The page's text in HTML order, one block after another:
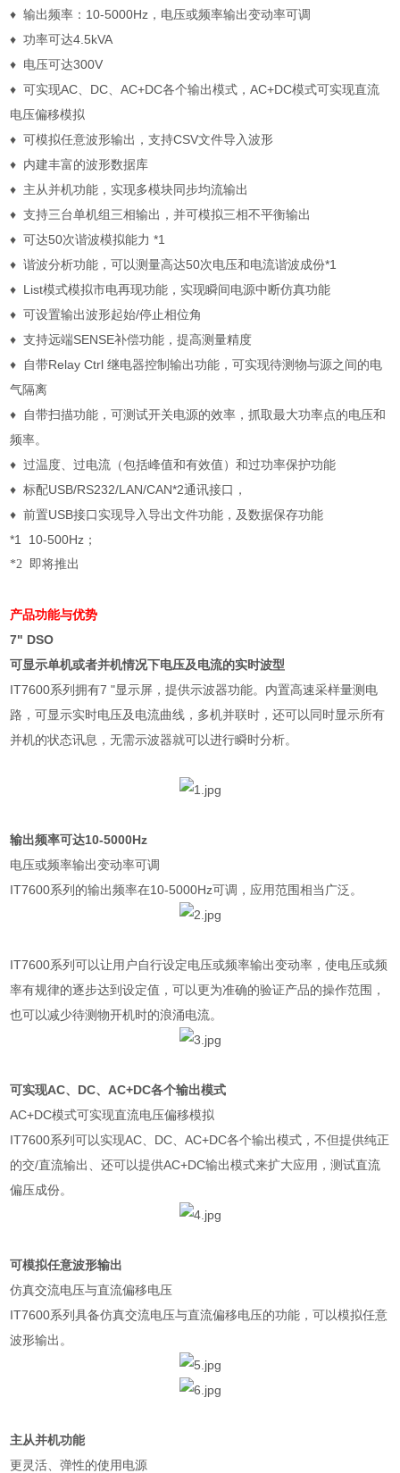
♦ 输出频率： 10-5000Hz ，电压或频率输出变动率可调
♦ 功率可达4.5kVA
♦ 电压可达300V
♦ 可实现AC DC 、AC+DC各个输出模式，AC+DC模式可实现直流
电压偏移模拟
♦ 可模拟任意波形输出，支持CSV文件导入波形
♦ 内建丰富的波形数据库
♦ 主从并机功能，实现多模块同步均流输出
♦ 支持三台单机组三相输出，并可模拟三相不平衡输出
♦ 可达50次谐波模拟能力 *1
♦ 谐波分析功能，可以测量高达50次电压和电流谐波成份*1
♦ List模式模拟市电再现功能，实现瞬间电源中断仿真功能
♦ 可设置输出波形起始/停止相位角
♦ 支持远端SENSE补偿功能，提高测量精度
♦
自带Relay Ctrl继电器控制输出功能，可实现待测物与源之间的电
气隔离
♦
自带扫描功能，可测试开关电源的效率，抓取最大功率点的电压和
频率。
♦ 过温度、过电流（包括峰值和有效值）和过功率保护功能
♦ 标配USB/RS232/LAN/CAN*2通讯接口，
♦ 前置USB接口实现导入导出文件功能，及数据保存功能
*1 10-500Hz ；
*2 即将推出
产品功能与优势
7" DSO
可显示单机或者并机情况下电压及电流的实时波型
IT7600系列拥有7 "显示屏，提供示波器功能。内置高速采样量测电
路，可显示实时电压及电流曲线，多机并联时，还可以同时显示所有
并机的状态讯息，无需示波器就可以进行瞬时分析。
输出频率可达10-5000Hz
电压或频率输出变动率可调
IT7600系列的输出频率在10-5000Hz可调，应用范围相当广泛。
IT7600系列可以让用户自行设定电压或频率输出变动率，使电压或频
率有规律的逐步达到设定值，可以更为准确的验证产品的操作范围，
也可以减少待测物开机时的浪涌电流。
可实现AC、 DC、 AC+DC各个输出模式
AC+DC模式可实现直流电压偏移模拟
IT7600系列可以实现AC DC 、AC+DC各个输出模式，不但提供纯正
的交/直流输出、还可以提供AC+DC输出模式来扩大应用，测试直流
偏压成份。
可模拟任意波形输出
仿真交流电压与直流偏移电压
IT7600系列具备仿真交流电压与直流偏移电压的功能，可以模拟任意
波形输出。
主从并机功能
更灵活、弹性的使用电源